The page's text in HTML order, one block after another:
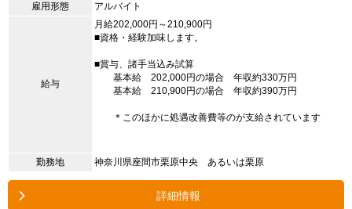
雇用形態
アルバイト
給与
月給202,000円～210,900円
■資格・経験加味します。
■賞与、諸手当込み試算
基本給 202,000円の場合 年収約330万円
基本給 210,900円の場合 年収約390万円
＊このほかに処遇改善費等のが支給されています
勤務地 神奈川県座間市栗原中央 あるいは栗原
詳細情報